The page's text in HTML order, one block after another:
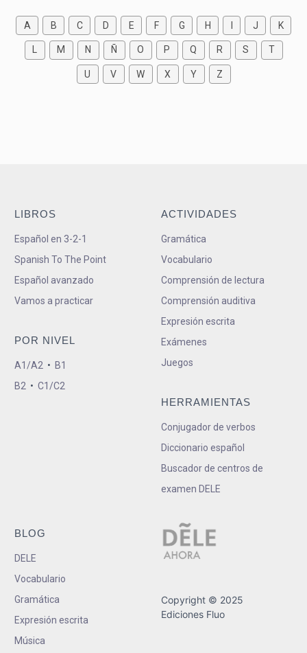
A B C D E F G H J K
L M N Ñ O P Q R S T
U V W X Y Z
LIBROS
Español en 3-2-1
Spanish To The Point
Español avanzado
Vamos a practicar
POR NIVEL
A1/A2 • B1
B2 • C1/C2
ACTIVIDADES
Gramática
Vocabulario
Comprensión de lectura
Comprensión auditiva
Expresión escrita
Exámenes
Juegos
HERRAMIENTAS
Conjugador de verbos
Diccionario español
Buscador de centros de
examen DELE
BLOG
DELE
Vocabulario
Gramática
Expresión escrita
Música
Copyright © 2025
Ediciones Fluo